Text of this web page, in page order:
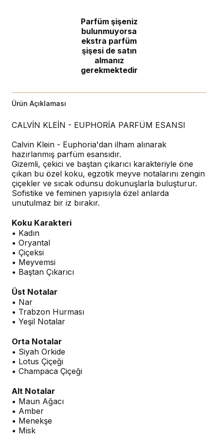
Parfüm şişeniz
bulunmuyorsa
ekstra parfüm
şişesi de satın
almanız
gerekmektedir
Ürün Açıklaması
CALVİN KLEİN - EUPHORİA PARFÜM ESANSI
Calvin Klein - Euphoria'dan ilham alınarak
hazırlanmış parfüm esansıdır.
Gizemli, çekici ve baştan çıkarıcı karakteriyle öne
çıkan bu özel koku, egzotik meyve notalarını zengin
çiçekler ve sıcak odunsu dokunuşlarla buluşturur.
Sofistike ve feminen yapısıyla özel anlarda
unutulmaz bir iz bırakır.
Koku Karakteri
• Kadın
• Oryantal
• Çiçeksi
• Meyvemsi
• Baştan Çıkarıcı
Üst Notalar
• Nar
• Trabzon Hurması
• Yeşil Notalar
Orta Notalar
• Siyah Orkide
• Lotus Çiçeği
• Champaca Çiçeği
Alt Notalar
• Maun Ağacı
• Amber
• Menekşe
• Misk